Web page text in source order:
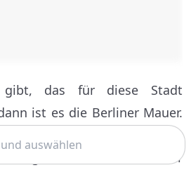
das für diese Stadt
ist es die Berliner Mauer.
von Ost- und West-Berlin
Krieges errichtete Mauer war